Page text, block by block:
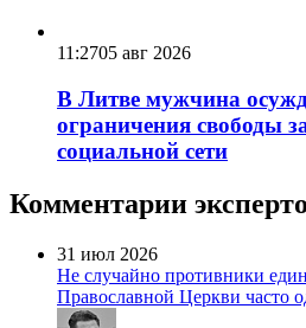
11:2705 авг 2026
В Литве мужчина
ограничения свободы
социальной сети
Комментарии
31 июл 2026
Не случайно противники
Православной Церкви часто